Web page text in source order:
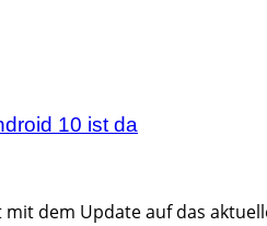
10 ist da
dem Update auf das